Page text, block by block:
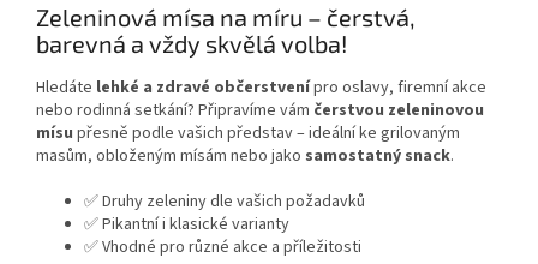
Zeleninová mísa na míru – čerstvá,
barevná a vždy skvělá volba!
Hledáte lehké a zdravé občerstvenípro oslavy, firemní akce
nebo rodinná setkání? Připravíme vám čerstvou zeleninovou
mísu přesně podle vašich představ – ideální ke grilovaným
masům, obloženým mísám nebo jako samostatný snack.
✅ Druhy zeleniny dle vašich požadavků
✅ Pikantní i klasické varianty
✅ Vhodné pro různé akce a příležitosti